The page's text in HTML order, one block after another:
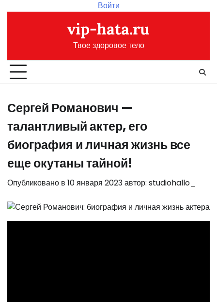
Войти
vip-hata.ru
Твое здоровое тело
Сергей Романович —
талантливый актер, его
биография и личная жизнь все
еще окутаны тайной!
Опубликовано в 10 января 2023автор: studiohallo_